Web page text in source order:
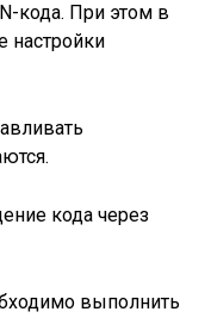
кода. При этом в
настройки
кода через
выполнить